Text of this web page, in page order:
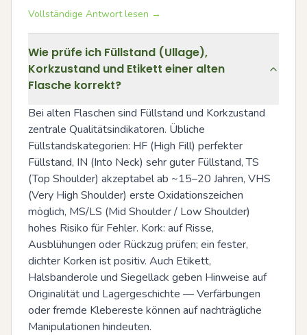
Vollständige Antwort lesen →
Wie prüfe ich Füllstand (Ullage),
Korkzustand und Etikett einer alten
Flasche korrekt?
Bei alten Flaschen sind Füllstand und Korkzustand
zentrale Qualitätsindikatoren. Übliche
Füllstandskategorien: HF (High Fill) perfekter
Füllstand, IN (Into Neck) sehr guter Füllstand, TS
(Top Shoulder) akzeptabel ab ~15–20 Jahren, VHS
(Very High Shoulder) erste Oxidationszeichen
möglich, MS/LS (Mid Shoulder / Low Shoulder)
hohes Risiko für Fehler. Kork: auf Risse,
Ausblühungen oder Rückzug prüfen; ein fester,
dichter Korken ist positiv. Auch Etikett,
Halsbanderole und Siegellack geben Hinweise auf
Originalität und Lagergeschichte — Verfärbungen
oder fremde Klebereste können auf nachträgliche
Manipulationen hindeuten.